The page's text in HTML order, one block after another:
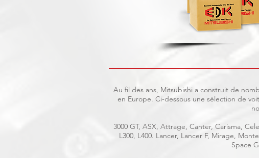
Au fil des ans, Mitsubishi a construit de
en Europe. Ci-dessous une sélection de
3000 GT, ASX, Attrage, Canter, Carisma,
L300, L400. Lancer, Lancer F, Mirage,
Space